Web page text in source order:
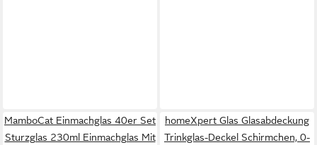
MamboCat Einmachglas 40er Set
Sturzglas 230ml Einmachglas Mit
homeXpert Glas Glasabdeckung
Trinkglas-Deckel Schirmchen, 0-